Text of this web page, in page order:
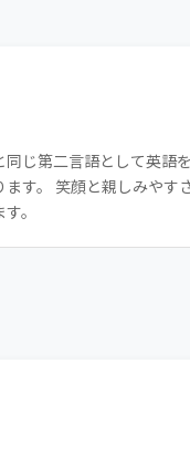
じ第二言語として英語
す。 笑顔と親しみやす
。